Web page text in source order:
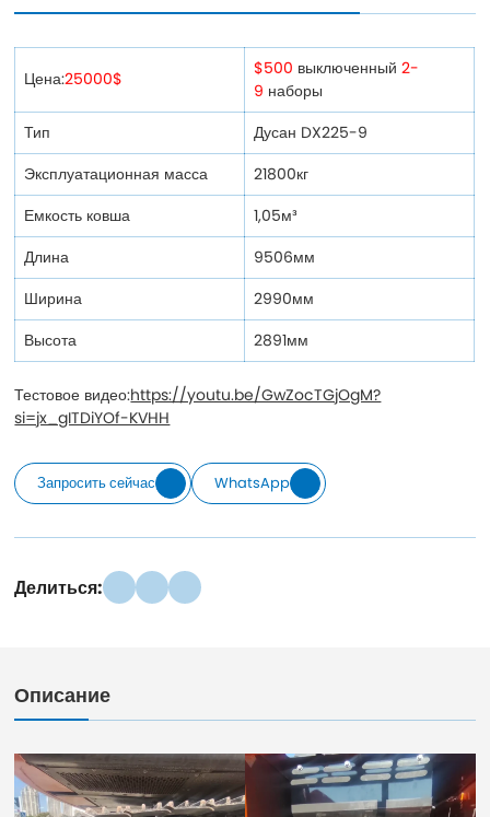
Цена:25000$ $500 выключенный2-
9 наборы
Тип
Дусан DX225-9
Эксплуатационная масса
21800кг
Емкость ковша
1,05м³
Длина
9506мм
Ширина
2990мм
Высота
2891мм
Тестовое видео:https://youtu.be/GwZocTGjOgM?
si=jx_gITDiYOf-KVHH
Запросить сейчас WhatsApp
Делиться:
Описание